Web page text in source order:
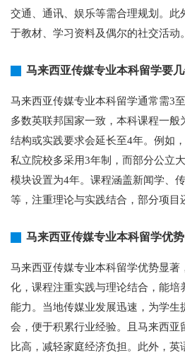
交通、通讯、娱乐等需合理规划。此
于教材、学习资料及偶尔的社交活动。
马来西亚传媒专业本科留学要
马来西亚传媒专业本科留学通常需3
多数英联邦国家一致，本科课程一般
结构或实践要求会延长至4年。例如
私立院校多采用3年制，而部分公立
模块设置为4年。课程涵盖新闻学、
等，注重理论与实践结合，部分项目
马来西亚传媒专业本科留学优势
马来西亚传媒专业本科留学优势显著
化，课程注重实践与理论结合，能培
能力。当地传媒业发展迅速，为学生
会，便于积累行业经验。且马来西亚
比高，减轻家庭经济负担。此外，